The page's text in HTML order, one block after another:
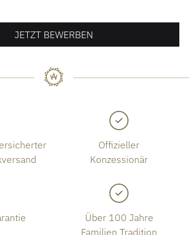
JETZT BEWERBEN
Offizieller
Konzessionär
Über 100 Jahre
Familien Tradition